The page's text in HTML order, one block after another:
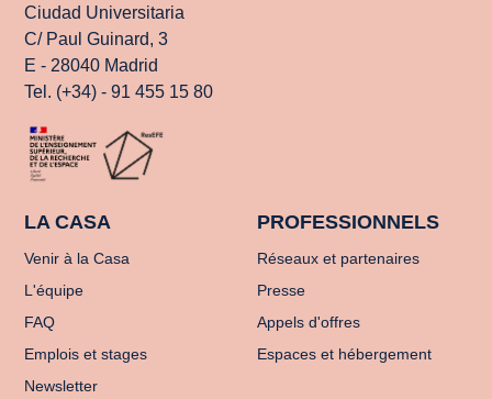
Ciudad Universitaria
C/ Paul Guinard, 3
E - 28040 Madrid
Tel. (+34) - 91 455 15 80
LA CASA
Venir à la Casa
L'équipe
FAQ
Emplois et stages
Newsletter
PROFESSIONNELS
Réseaux et partenaires
Presse
Appels d'offres
Espaces et hébergement